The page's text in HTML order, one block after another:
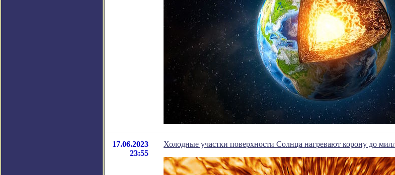
17.06.2023
23:55
Холодные участки поверхности Солнца нагревают корону до